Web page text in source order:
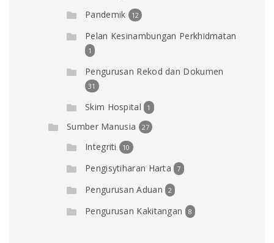
Pandemik 12
Pelan Kesinambungan Perkhidmatan
1
Pengurusan Rekod dan Dokumen
31
Skim Hospital 1
Sumber Manusia 27
Integriti 10
Pengisytiharan Harta 7
Pengurusan Aduan 2
Pengurusan Kakitangan 8